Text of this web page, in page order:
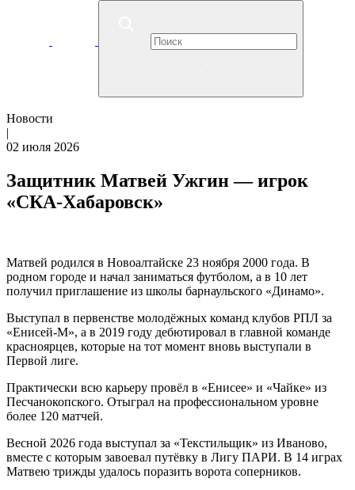
Новости
|
02 июля 2026
Защитник Матвей Ужгин — игрок
«СКА-Хабаровск»
Матвей родился в Новоалтайске 23 ноября 2000 года. В
родном городе и начал заниматься футболом, а в 10 лет
получил приглашение из школы барнаульского «Динамо».
Выступал в первенстве молодёжных команд клубов РПЛ за
«Енисей-М», а в 2019 году дебютировал в главной команде
красноярцев, которые на тот момент вновь выступали в
Первой лиге.
Практически всю карьеру провёл в «Енисее» и «Чайке» из
Песчанокопского. Отыграл на профессиональном уровне
более 120 матчей.
Весной 2026 года выступал за «Текстильщик» из Иваново,
вместе с которым завоевал путёвку в Лигу ПАРИ. В 14 играх
Матвею трижды удалось поразить ворота соперников.